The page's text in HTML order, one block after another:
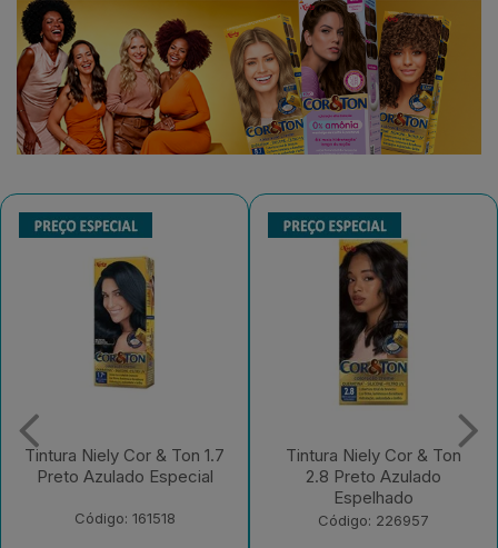
Tintura Niely Cor & Ton
2.8 Preto Azulado
Código: 226957
Tintura Niely Cor & Ton
8.26 Marsala e Acai
Código: 226956